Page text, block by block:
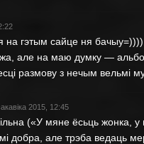
на гэтым сайце ня бачыу=))))
але на маю думку —
размову з нечым вельмi
2015, 12:45
(«У мяне ёсьць жонка, у
добра, але трэба ведаць